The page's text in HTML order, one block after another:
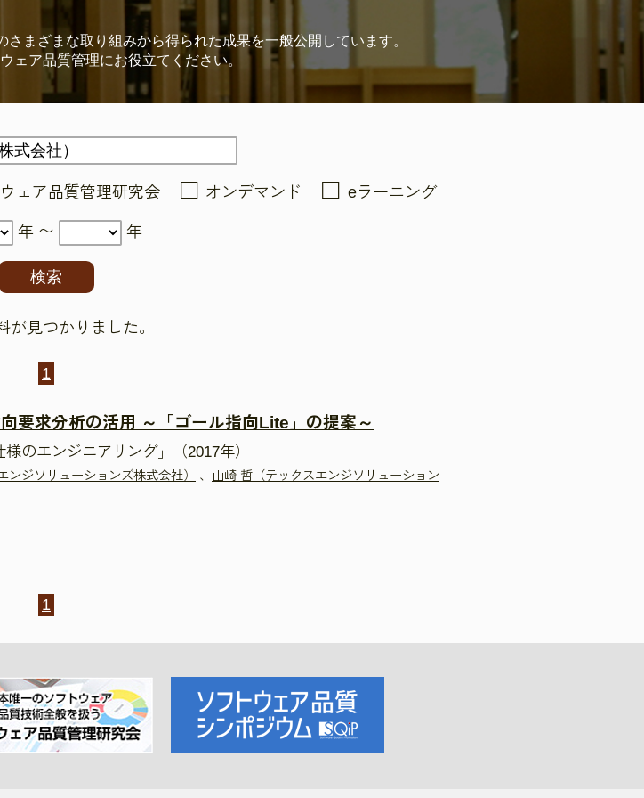
さまざまな取り組みから得られた成果を一般公開しています。
ェア品質管理にお役立てください。
ェア品質管理研究会 オンデマンド eラーニング
年 〜 年
が見つかりました。
1
要求分析の活用 ～「ゴール指向Lite」の提案～
のエンジニアリング」（2017年）
ンジソリューションズ株式会社） 、
山崎 哲（テックスエンジソリューション
1